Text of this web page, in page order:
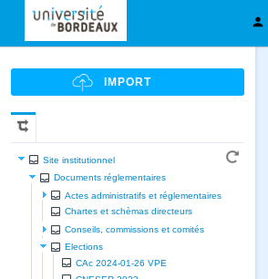
Site institutionnel
Documents réglementaires
Actes administratifs et réglementaires
Chartes et schèmas directeurs
Conseils, commissions et comités
Elections
CAc 2024-01-26 VPE